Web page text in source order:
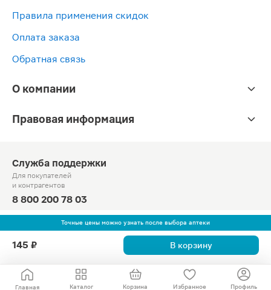
Точные цены можно узнать после выбора аптеки
145 ₽ В корзину
Главная Каталог Корзина Избранное Профиль
Правила применения скидок
Оплата заказа
Обратная связь
О компании
Правовая информация
Служба поддержки
Для покупателей
и контрагентов
8 800 200 78 03
Круглосуточно, звонок по России бесплатный
© Официальный сайт сети «Магнит».